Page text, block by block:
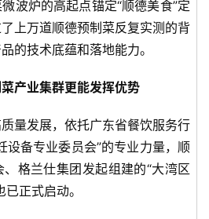
波炉的高起点锚定“顺德美食”定
上万道顺德预制菜反复实测的背
的技术底蕴和落地能力。
产业集群更能发挥优势
量发展，依托广东省餐饮服务行
设备专业委员会”的专业力量，顺
格兰仕集团发起组建的“大湾区
正式启动。